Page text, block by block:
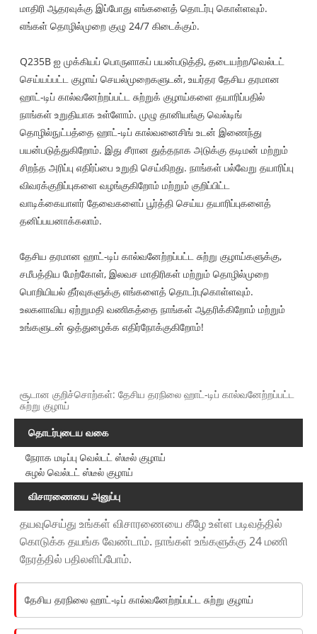
மாதிரி ஆதரவுக்கு இப்போது எங்களைத் தொடர்பு கொள்ளவும்.
எங்கள் தொழில்முறை குழு 24/7 கிடைக்கும்.
Q235B ஐ முக்கியப் பொருளாகப் பயன்படுத்தி, தடையற்ற/வெல்டட்
செய்யப்பட்ட குழாய் செயல்முறைகளுடன், உயர்தர தேசிய தரமான
ஹாட்-டிப் கால்வனேற்றப்பட்ட சுற்றுக் குழாய்களை தயாரிப்பதில்
நாங்கள் உறுதியாக உள்ளோம். முழு தானியங்கு வெல்டிங்
தொழில்நுட்பத்தை ஹாட்-டிப் கால்வனைசிங் உடன் இணைந்து
பயன்படுத்துகிறோம். இது சீரான துத்தநாக அடுக்கு தடிமன் மற்றும்
சிறந்த அரிப்பு எதிர்ப்பை உறுதி செய்கிறது. நாங்கள் பல்வேறு தயாரிப்பு
விவரக்குறிப்புகளை வழங்குகிறோம் மற்றும் குறிப்பிட்ட
வாடிக்கையாளர் தேவைகளைப் பூர்த்தி செய்ய தயாரிப்புகளைத்
தனிப்பயனாக்கலாம்.
தேசிய தரமான ஹாட்-டிப் கால்வனேற்றப்பட்ட சுற்று குழாய்களுக்கு,
சமீபத்திய மேற்கோள், இலவச மாதிரிகள் மற்றும் தொழில்முறை
பொறியியல் தீர்வுகளுக்கு எங்களைத் தொடர்புகொள்ளவும்.
உலகளாவிய ஏற்றுமதி வணிகத்தை நாங்கள் ஆதரிக்கிறோம் மற்றும்
உங்களுடன் ஒத்துழைக்க எதிர்நோக்குகிறோம்!
சூடான குறிச்சொற்கள்: தேசிய தரநிலை ஹாட்-டிப் கால்வனேற்றப்பட்ட
சுற்று குழாய்
தொடர்புடைய வகை
நேராக மடிப்பு வெல்டட் ஸ்டீல் குழாய்
சுழல் வெல்டட் ஸ்டீல் குழாய்
விசாரணையை அனுப்பு
தயவுசெய்து உங்கள் விசாரணையை கீழே உள்ள படிவத்தில்
கொடுக்க தயங்க வேண்டாம். நாங்கள் உங்களுக்கு 24 மணி
நேரத்தில் பதிலளிப்போம்.